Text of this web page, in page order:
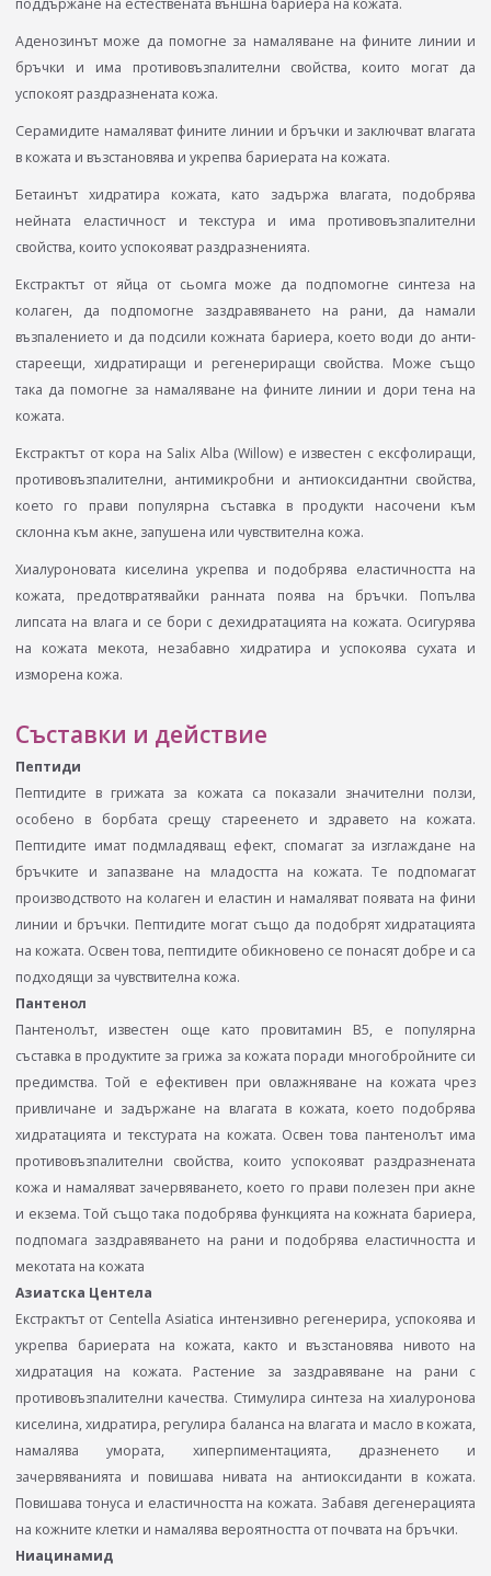
поддържане на естествената външна бариера на кожата.
Аденозинът може да помогне за намаляване на фините линии и
бръчки и има противовъзпалителни свойства, които могат да
успокоят раздразнената кожа.
Серамидите намаляват фините линии и бръчки и заключват влагата
в кожата и възстановява и укрепва бариерата на кожата.
Бетаинът хидратира кожата, като задържа влагата, подобрява
нейната еластичност и текстура и има противовъзпалителни
свойства, които успокояват раздразненията.
Екстрактът от яйца от сьомга може да подпомогне синтеза на
колаген, да подпомогне заздравяването на рани, да намали
възпалението и да подсили кожната бариера, което води до анти-
стареещи, хидратиращи и регенериращи свойства. Може също
така да помогне за намаляване на фините линии и дори тена на
кожата.
Екстрактът от кора на Salix Alba (Willow) е известен с ексфолиращи,
противовъзпалителни, антимикробни и антиоксидантни свойства,
което го прави популярна съставка в продукти насочени към
склонна към акне, запушена или чувствителна кожа.
Хиалуроновата киселина укрепва и подобрява еластичността на
кожата, предотвратявайки ранната поява на бръчки. Попълва
липсата на влага и се бори с дехидратацията на кожата. Осигурява
на кожата мекота, незабавно хидратира и успокоява сухата и
изморена кожа.
Съставки и действие
Пептиди
Пептидите в грижата за кожата са показали значителни ползи,
особено в борбата срещу стареенето и здравето на кожата.
Пептидите имат подмладяващ ефект, спомагат за изглаждане на
бръчките и запазване на младостта на кожата. Те подпомагат
производството на колаген и еластин и намаляват появата на фини
линии и бръчки. Пептидите могат също да подобрят хидратацията
на кожата. Освен това, пептидите обикновено се понасят добре и са
подходящи за чувствителна кожа.
Пантенол
Пантенолът, известен още като провитамин В5, е популярна
съставка в продуктите за грижа за кожата поради многобройните си
предимства. Той е ефективен при овлажняване на кожата чрез
привличане и задържане на влагата в кожата, което подобрява
хидратацията и текстурата на кожата. Освен това пантенолът има
противовъзпалителни свойства, които успокояват раздразнената
кожа и намаляват зачервяването, което го прави полезен при акне
и екзема. Той също така подобрява функцията на кожната бариера,
подпомага заздравяването на рани и подобрява еластичността и
мекотата на кожата
Азиатска Центела
Екстрактът от Centella Asiatica интензивно регенерира, успокоява и
укрепва бариерата на кожата, както и възстановява нивото на
хидратация на кожата. Растение за заздравяване на рани с
противовъзпалителни качества. Стимулира синтеза на хиалуронова
киселина, хидратира, регулира баланса на влагата и масло в кожата,
намалява умората, хиперпиментацията, дразненето и
зачервяванията и повишава нивата на антиоксиданти в кожата.
Повишава тонуса и еластичността на кожата. Забавя дегенерацията
на кожните клетки и намалява вероятността от почвата на бръчки.
Ниацинамид